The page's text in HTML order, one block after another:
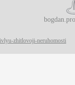
zhitlovoji-neruhomosti